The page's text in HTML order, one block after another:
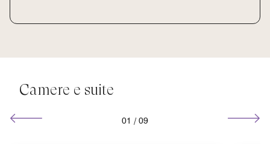
Camere e suite
01 / 09